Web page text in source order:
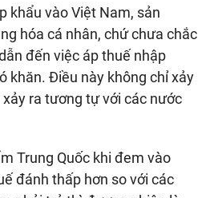
khẩu vào Việt Nam, sản
hóa cá nhân, chứ chưa chắc
đến việc áp thuế nhập
khăn. Điều này không chỉ xảy
ra tương tự với các nước
Trung Quốc khi đem vào
đánh thấp hơn so với các